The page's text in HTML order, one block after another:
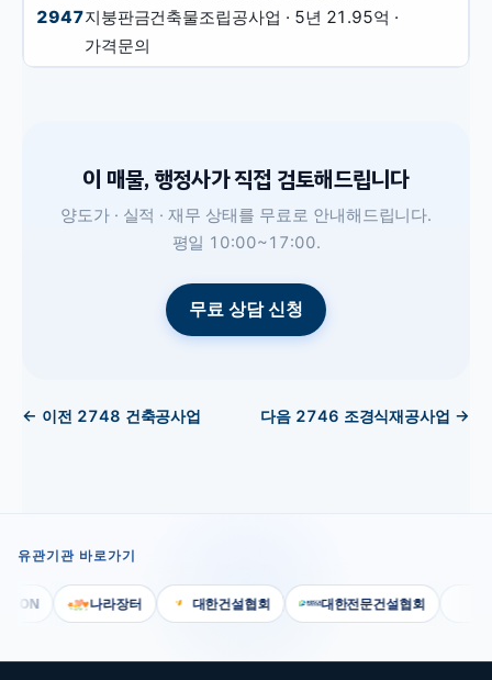
2947지붕판금건축물조립공사업 · 5년 21.95억 ·
가격문의
이 매물, 행정사가 직접 검토해드립니다
양도가 · 실적 · 재무 상태를 무료로 안내해드립니다.
평일 10:00~17:00.
무료 상담 신청
← 이전 2748 건축공사업 다음 2746 조경식재공사업 →
유관기관 바로가기
나라장터 대한건설협회 대한전문건설협회